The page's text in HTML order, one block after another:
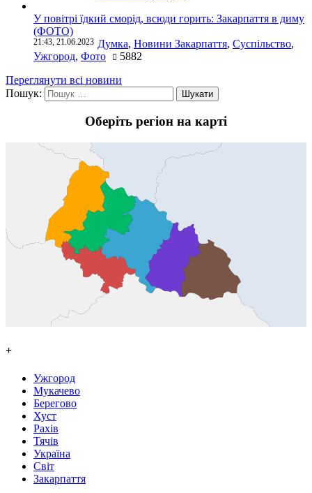
У повітрі їдкий сморід, всюди горить: Закарпаття в диму
(ФОТО)
21:43, 21.06.2023 Думка, Новини Закарпаття, Суспільство,
Ужгород, Фото
5882
Переглянути всі новини
Пошук:
Оберіть регіон на карті
+
Ужгород
Мукачево
Берегово
Хуст
Рахів
Тячів
Україна
Світ
Закарпаття